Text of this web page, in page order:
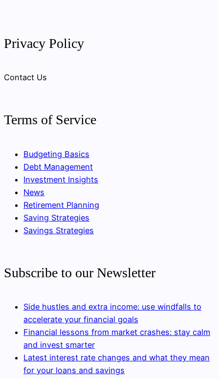
Privacy Policy
Contact Us
Terms of Service
Budgeting Basics
Debt Management
Investment Insights
News
Retirement Planning
Saving Strategies
Savings Strategies
Subscribe to our Newsletter
Side hustles and extra income: use windfalls to
accelerate your financial goals
Financial lessons from market crashes: stay calm
and invest smarter
Latest interest rate changes and what they mean
for your loans and savings